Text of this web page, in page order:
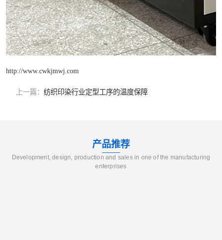
http://www.cwkjmwj.com
上一篇： 纺织印染行业定型工序的温度保障
产品推荐
Development, design, production and sales in one of the manufacturing
enterprises